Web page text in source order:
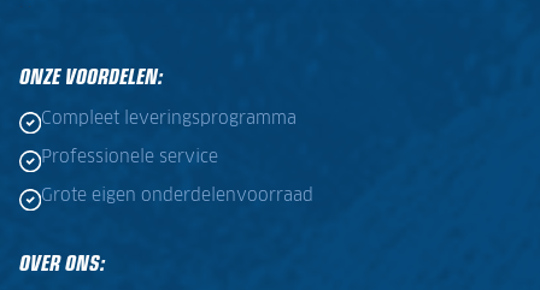
ONZE VOORDELEN:
Compleet leveringsprogramma
Professionele service
Grote eigen onderdelenvoorraad
OVER ONS: